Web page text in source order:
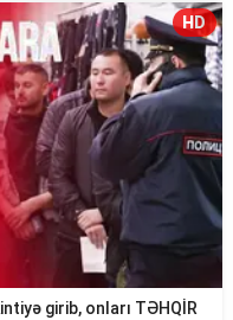
HD
girib, onları TƏHQİR